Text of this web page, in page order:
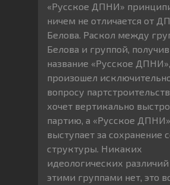
«Русское ДПНИ»
ничем не отличается от
Белова. Раскол между
Белова и группой,
название «Русское ДПНИ»,
произошел
вопросу
хочет вертикально
партию, а «Русское ДПНИ»
выступает за сохранение
структуры. Никаких
идеологических
этими группами нет, это